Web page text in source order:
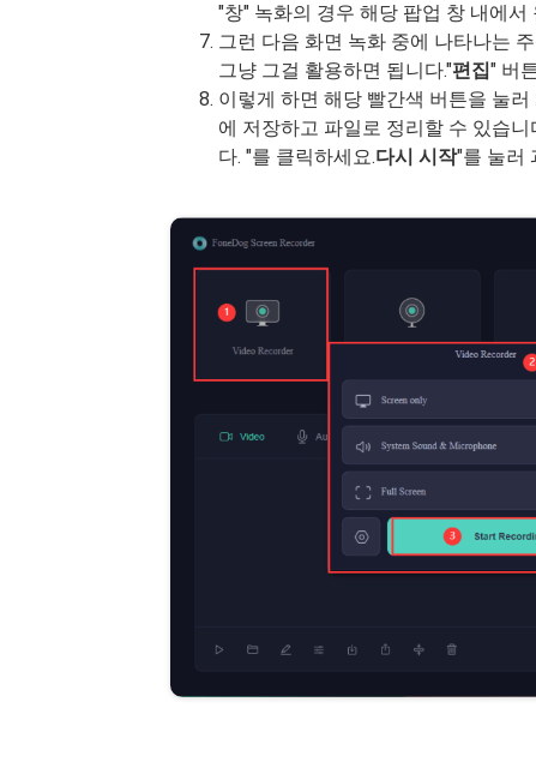
"창" 녹화의 경우 해당 팝업 창 내에
그런 다음 화면 녹화 중에 나타나는
그냥 그걸 활용하면 됩니다."편집" 버
이렇게 하면 해당 빨간색 버튼을 눌
에 저장하고 파일로 정리할 수 있습니
다. "를 클릭하세요.다시 시작"를 눌러